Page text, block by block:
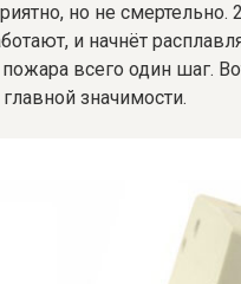
но не
и начнёт
пожара всего один шаг.
значимости.